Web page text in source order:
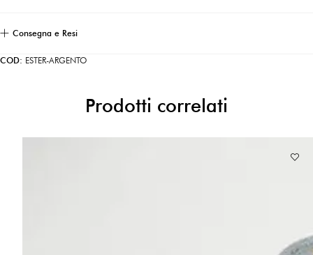
COD: ESTER-ARGENTO
Consegna e Resi
Prodotti correlati